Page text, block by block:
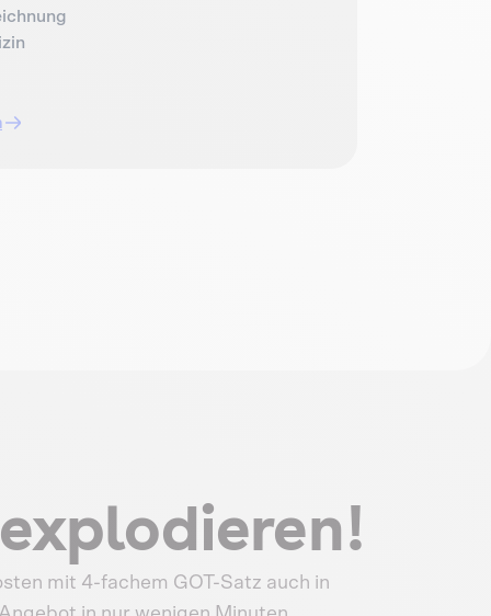
mit 4-fachem GOT-Satz auch in